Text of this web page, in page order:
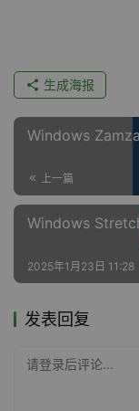
生成海报
Windows
上一篇
Windows
2025年1月23日 11:28
发表回复
请登录后评论...